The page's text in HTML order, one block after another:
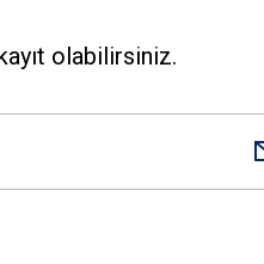
olabilirsiniz.